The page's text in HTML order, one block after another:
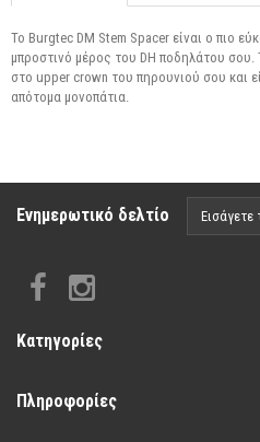
Το Burgtec DM Stem Spacer είναι ο πιο
μπροστινό μέρος του DH ποδηλάτου σου.
στο upper crown του πηρουνιού σου και
απότομα μονοπάτια.
Ενημερωτικό δελτίο
Κατηγορίες
Πληροφορίες